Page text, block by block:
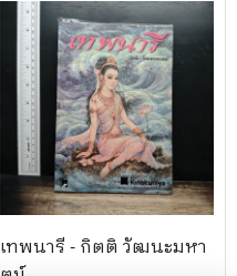
เทพนารี - กิตติ วัฒนะมหา